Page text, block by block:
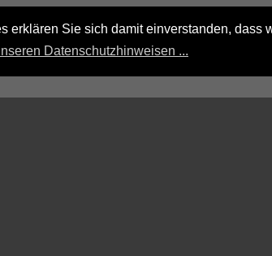
Sie sich damit einverstanden, dass
Datenschutzhinweisen ...